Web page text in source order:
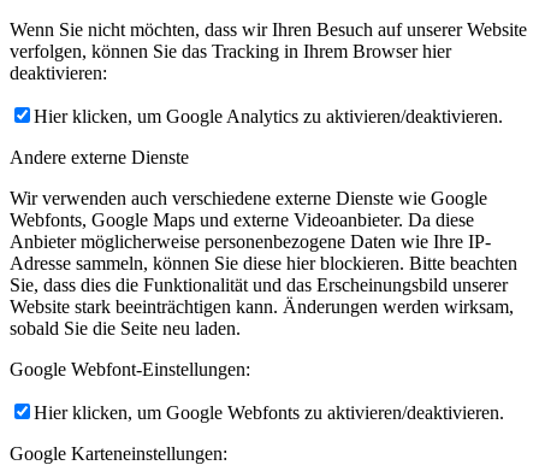
Wenn Sie nicht möchten, dass wir Ihren Besuch auf unserer Website
verfolgen, können Sie das Tracking in Ihrem Browser hier
deaktivieren:
Hier klicken, um Google Analytics zu aktivieren/deaktivieren.
Andere externe Dienste
Wir verwenden auch verschiedene externe Dienste wie Google
Webfonts, Google Maps und externe Videoanbieter. Da diese
Anbieter möglicherweise personenbezogene Daten wie Ihre IP-
Adresse sammeln, können Sie diese hier blockieren. Bitte beachten
Sie, dass dies die Funktionalität und das Erscheinungsbild unserer
Website stark beeinträchtigen kann. Änderungen werden wirksam,
sobald Sie die Seite neu laden.
Google Webfont-Einstellungen:
Hier klicken, um Google Webfonts zu aktivieren/deaktivieren.
Google Karteneinstellungen: